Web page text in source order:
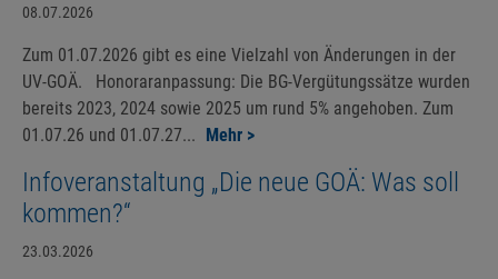
08.07.2026
Zum 01.07.2026 gibt es eine Vielzahl von Änderungen in der
UV-GOÄ. Honoraranpassung: Die BG-Vergütungssätze wurden
bereits 2023, 2024 sowie 2025 um rund 5% angehoben. Zum
01.07.26 und 01.07.27... Mehr >
Infoveranstaltung „Die neue GOÄ: Was soll
kommen?“
23.03.2026